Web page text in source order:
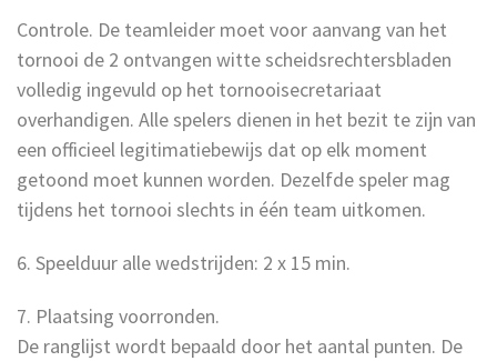
Controle. De teamleider moet voor aanvang van het
tornooi de 2 ontvangen witte scheidsrechtersbladen
volledig ingevuld op het tornooisecretariaat
overhandigen. Alle spelers dienen in het bezit te zijn van
een officieel legitimatiebewijs dat op elk moment
getoond moet kunnen worden. Dezelfde speler mag
tijdens het tornooi slechts in één team uitkomen.
6. Speelduur alle wedstrijden: 2 x 15 min.
7. Plaatsing voorronden.
De ranglijst wordt bepaald door het aantal punten. De